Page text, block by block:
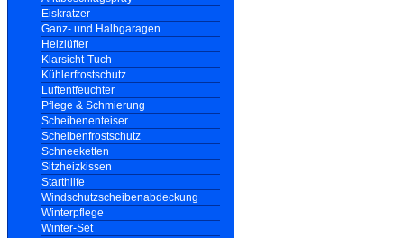
Eiskratzer
Ganz- und Halbgaragen
Heizlüfter
Klarsicht-Tuch
Kühlerfrostschutz
Luftentfeuchter
Pflege & Schmierung
Scheibenenteiser
Scheibenfrostschutz
Schneeketten
Sitzheizkissen
Starthilfe
Windschutzscheibenabdeckung
Winterpflege
Winter-Set